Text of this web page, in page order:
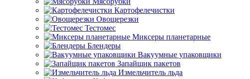
Картофелечистки
Овощерезки
Тестомес
Миксеры планетарные
Блендеры
Вакуумные упаковщики
Запайщик пакетов
Измельчитель льда